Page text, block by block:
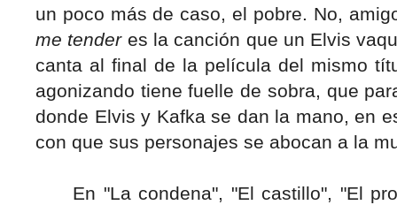
un poco más de caso, el pobre. No,
me tenderes la canción que un Elvis
canta al final de la película del mismo
agonizando tiene fuelle de sobra, que
donde Elvis y Kafka se dan la mano, en
con que sus personajes se abocan a la
En "La condena", "El castillo", "El